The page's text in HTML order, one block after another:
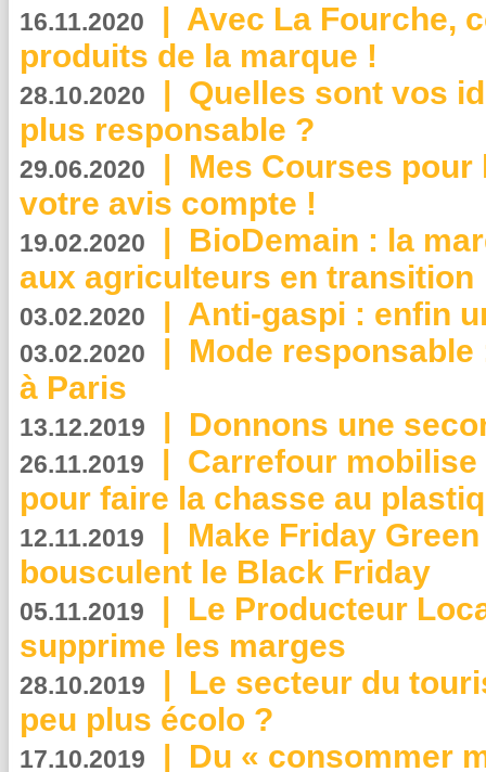
16.11.2020 | Avec La Fourche,
produits de la marque !
28.10.2020 | Quelles sont vos
plus responsable ?
29.06.2020 | Mes Courses pour
votre avis compte !
19.02.2020 | BioDemain : la
aux agriculteurs en transition
03.02.2020 | Anti-gaspi : enfin
03.02.2020 | Mode
à Paris
13.12.2019 | Donnons une
26.11.2019 | Carrefour
pour faire la chasse au
12.11.2019 | Make Friday
bousculent le Black Friday
05.11.2019 | Le Producteur
supprime les marges
28.10.2019 | Le secteur du
peu plus écolo ?
17.10.2019 | Du « consommer